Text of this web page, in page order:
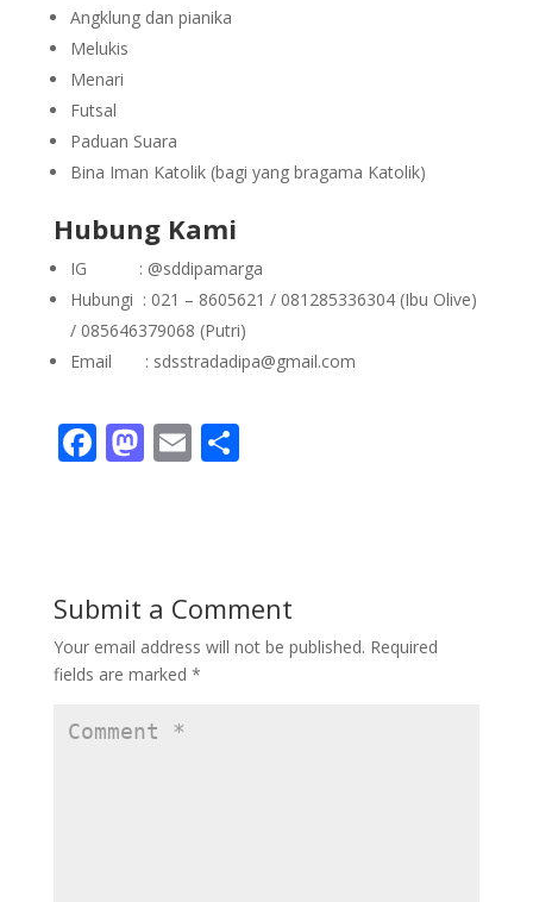
Angklung dan pianika
Melukis
Menari
Futsal
Paduan Suara
Bina Iman Katolik (bagi yang bragama Katolik)
Hubung Kami
IG : @sddipamarga
Hubungi : 021 – 8605621 / 081285336304 (Ibu Olive)
/ 085646379068 (Putri)
Email : sdsstradadipa@gmail.com
F
o
o
k
M
o
n
E S
Submit a Comment
Your email address will not be published. Required
fields are marked *